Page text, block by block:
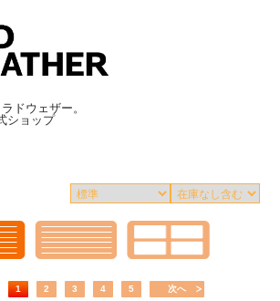
ドウェザー。
ショップ
1 2 3 4 5 次へ